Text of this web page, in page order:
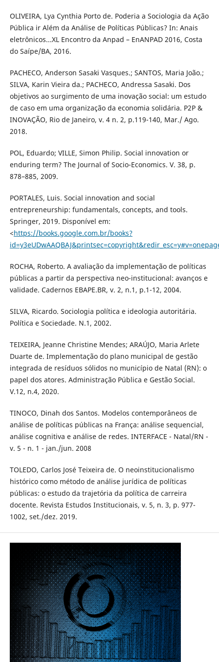
OLIVEIRA, Lya Cynthia Porto de. Poderia a Sociologia da Ação
Pública ir Além da Análise de Políticas Públicas? In: Anais
eletrônicos...XL Encontro da Anpad – EnANPAD 2016, Costa
do Saípe/BA, 2016.
PACHECO, Anderson Sasaki Vasques.; SANTOS, Maria João.;
SILVA, Karin Vieira da.; PACHECO, Andressa Sasaki. Dos
objetivos ao surgimento de uma inovação social: um estudo
de caso em uma organização da economia solidária. P2P &
INOVAÇÃO, Rio de Janeiro, v. 4 n. 2, p.119-140, Mar./ Ago.
2018.
POL, Eduardo; VILLE, Simon Philip. Social innovation or
enduring term? The Journal of Socio-Economics. V. 38, p.
878–885, 2009.
PORTALES, Luis. Social innovation and social
entrepreneurship: fundamentals, concepts, and tools.
Springer, 2019. Disponível em:
<https://books.google.com.br/books?
ROCHA, Roberto. A avaliação da implementação de políticas
públicas a partir da perspectiva neo-institucional: avanços e
validade. Cadernos EBAPE.BR, v. 2, n.1, p.1-12, 2004.
SILVA, Ricardo. Sociologia política e ideologia autoritária.
Política e Sociedade. N.1, 2002.
TEIXEIRA, Jeanne Christine Mendes; ARAÚJO, Maria Arlete
Duarte de. Implementação do plano municipal de gestão
integrada de resíduos sólidos no município de Natal (RN): o
papel dos atores. Administração Pública e Gestão Social.
V.12, n.4, 2020.
TINOCO, Dinah dos Santos. Modelos contemporâneos de
análise de políticas públicas na França: análise sequencial,
análise cognitiva e análise de redes. INTERFACE - Natal/RN -
v. 5 - n. 1 - jan./jun. 2008
TOLEDO, Carlos José Teixeira de. O neoinstitucionalismo
histórico como método de análise jurídica de políticas
públicas: o estudo da trajetória da política de carreira
docente. Revista Estudos Institucionais, v. 5, n. 3, p. 977-
1002, set./dez. 2019.